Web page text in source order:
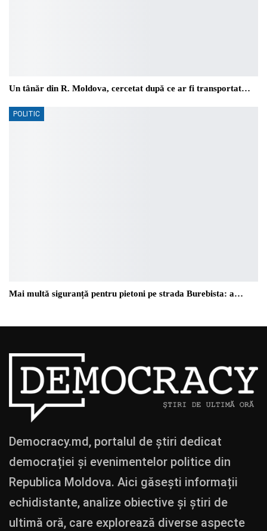
Un tânăr din R. Moldova, cercetat după ce ar fi transportat…
POLITIC
Mai multă siguranță pentru pietoni pe strada Burebista: a…
Democracy.md, portalul de știri dedicat
democrației și evenimentelor politice din
Republica Moldova. Aici găsești informații
echidistante, analize obiective și știri de
ultimă oră, care explorează diverse aspecte